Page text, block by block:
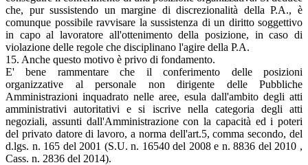
che, pur sussistendo un margine di discrezionalità della P.A., è
comunque possibile ravvisare la sussistenza di un diritto soggettivo
in capo al lavoratore all'ottenimento della posizione, in caso di
violazione delle regole che disciplinano l'agire della P.A.
15. Anche questo motivo è privo di fondamento.
E' bene rammentare che il conferimento delle posizioni
organizzative al personale non dirigente delle Pubbliche
Amministrazioni inquadrato nelle aree, esula dall'ambito degli atti
amministrativi autoritativi e si iscrive nella categoria degli atti
negoziali, assunti dall'Amministrazione con la capacità ed i poteri
del privato datore di lavoro, a norma dell'art.5, comma secondo, del
d.lgs. n. 165 del 2001 (S.U. n. 16540 del 2008 e n. 8836 del 2010 ,
Cass. n. 2836 del 2014).